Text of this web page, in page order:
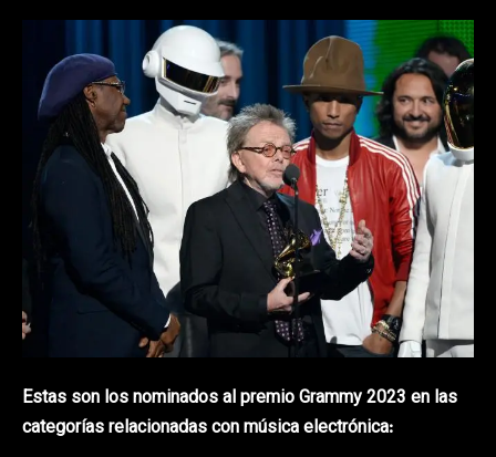
Estas son los nominados al premio Grammy 2023 en las
categorías relacionadas con música electrónica: